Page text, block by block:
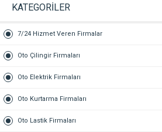
KATEGORİLER
7/24 Hizmet Veren Firmalar
Oto Çilingir Firmaları
Oto Elektrik Firmaları
Oto Kurtarma Firmaları
Oto Lastik Firmaları